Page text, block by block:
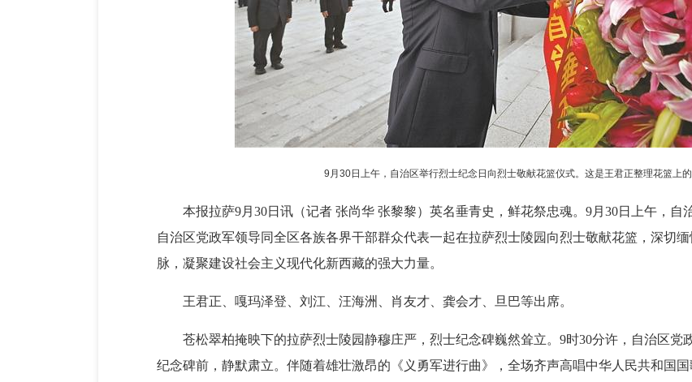
9月30日上午，自治区举行烈士纪念日向烈士敬献花篮仪式。这是王君正整理花篮上
本报拉萨9月30日讯（记者 张尚华 张黎黎）英名垂青史，鲜花祭忠魂。9月30日上午，自
自治区党政军领导同全区各族各界干部群众代表一起在拉萨烈士陵园向烈士敬献花篮，深切
脉，凝聚建设社会主义现代化新西藏的强大力量。
王君正、嘎玛泽登、刘江、汪海洲、肖友才、龚会才、旦巴等出席。
苍松翠柏掩映下的拉萨烈士陵园静穆庄严，烈士纪念碑巍然耸立。9时30分许，自治区党
纪念碑前，静默肃立。伴随着雄壮激昂的《义勇军进行曲》，全场齐声高唱中华人民共和国